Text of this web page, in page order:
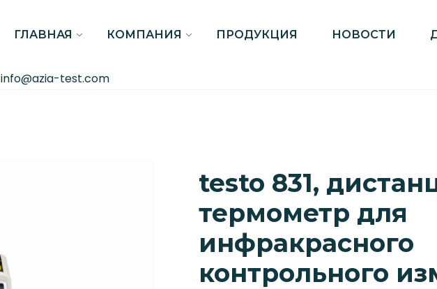
ГЛАВНАЯ КОМПАНИЯ ПРОДУКЦИЯ НОВОСТИ
info@azia-test.com
testo 831,
термометр для
инфракрасного
контрольного